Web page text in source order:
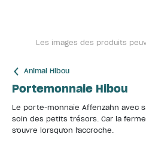
Les images des produits
Animal Hibou
Portemonnaie Hibou
Le porte-monnaie Affenzahn avec
soin des petits trésors. Car la
s'ouvre lorsqu'on l'accroche.